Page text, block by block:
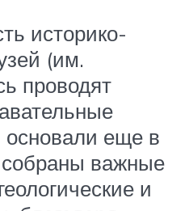
историко-
(им.
проводят
основали еще в
собраны важные
и